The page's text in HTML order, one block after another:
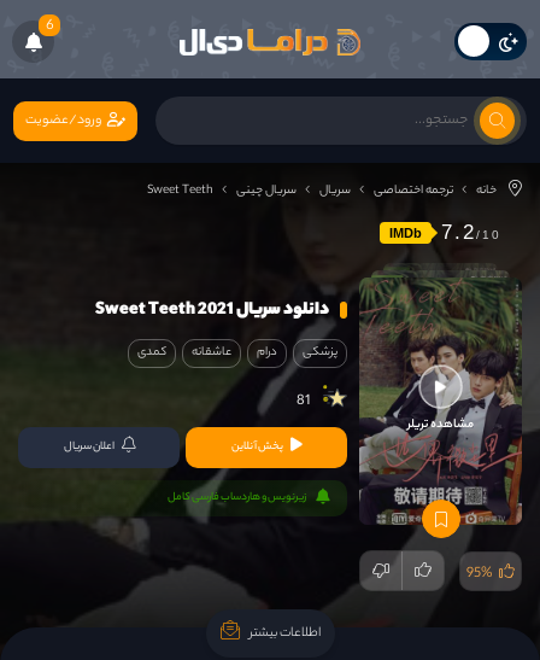
6
ورود/عضویت
خانه ترجمه اختصاصی سریال سریال چینی Sweet Teeth
IMDb 7.2
مشاهده تریلر
95%
دانلود سریال Sweet Teeth 2021
پزشکی درام عاشقانه کمدی
81
پخش آنلاین اعلان سریال
زیرنویس و هاردساب فارسی کامل
اطلاعات بیشتر